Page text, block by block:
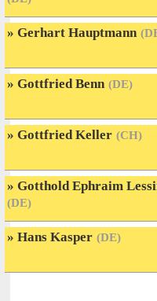
Gerhart Hauptmann
Gottfried Benn (DE)
Gottfried Keller (CH)
Gotthold Ephraim
(DE)
Hans Kasper (DE)